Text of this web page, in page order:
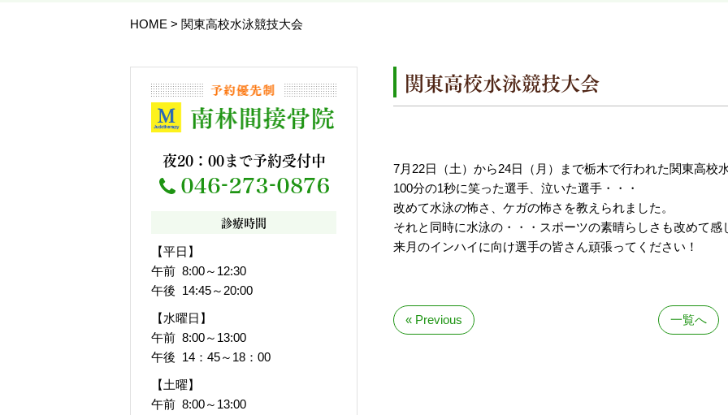
HOME > 関東高校水泳競技大会
関東高校水泳競技大会
7月22日（土）から24日（月）まで栃木で行われた関東高校
100分の1秒に笑った選手、泣いた選手・・・
改めて水泳の怖さ、ケガの怖さを教えられました。
それと同時に水泳の・・・スポーツの素晴らしさも改めて感
来月のインハイに向け選手の皆さん頑張ってください！
« Previous 一覧へ
夜20：00まで予約受付中
診療時間
【平日】
午前 8:00～12:30
午後 14:45～20:00
【水曜日】
午前 8:00～13:00
午後 14：45～18：00
【土曜】
午前 8:00～13:00